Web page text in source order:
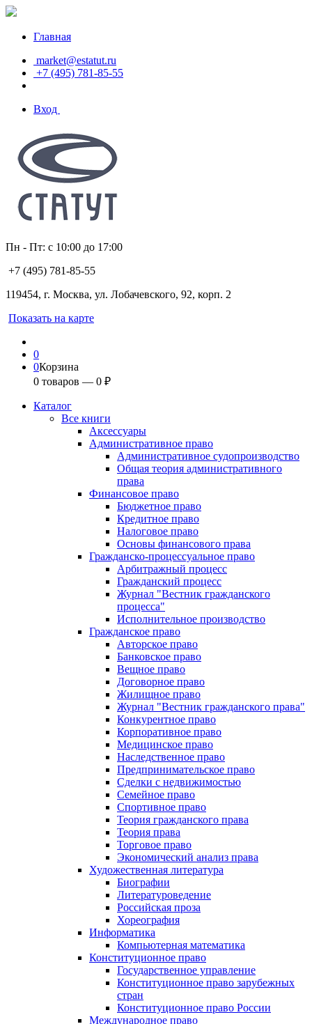
Главная
market@estatut.ru
+7 (495) 781-85-55
Вход
Пн - Пт: с 10:00 до 17:00
+7 (495) 781-85-55
119454, г. Москва, ул. Лобачевского, 92, корп. 2
Показать на карте
0
0Корзина
0 товаров — 0 ₽
Каталог
Все книги
Аксессуары
Административное право
Административное судопроизводство
Общая теория административного
права
Финансовое право
Бюджетное право
Кредитное право
Налоговое право
Основы финансового права
Гражданско-процессуальное право
Арбитражный процесс
Гражданский процесс
Журнал "Вестник гражданского
процесса"
Исполнительное производство
Гражданское право
Авторское право
Банковское право
Вещное право
Договорное право
Жилищное право
Журнал "Вестник гражданского права"
Конкурентное право
Корпоративное право
Медицинское право
Наследственное право
Предпринимательское право
Сделки с недвижимостью
Семейное право
Спортивное право
Теория гражданского права
Теория права
Торговое право
Экономический анализ права
Художественная литература
Биографии
Литературоведение
Российская проза
Хореография
Информатика
Компьютерная математика
Конституционное право
Государственное управление
Конституционное право зарубежных
стран
Конституционное право России
Международное право